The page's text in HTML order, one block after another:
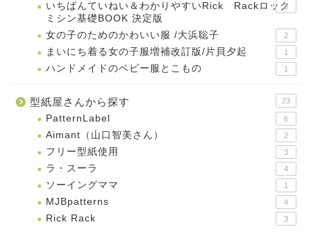
いちばんていねい＆わかりやすいRick Rackロック
ミシン基礎BOOK 決定版
5
女の子のためのかわいい服 /大浜聡子 2
まいにち着る女の子服増補改訂版/片貝夕起 1
ハンドメイドのベビー服とこもの 1
型紙屋さんから探す 23
PatternLabel 6
Aimant（山口智美さん） 2
フリー型紙使用 3
ラ・スーラ 4
ソーイングママ 1
MJBpatterns 4
Rick Rack 3